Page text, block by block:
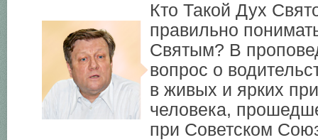
Кто Такой Дух
правильно
Святым? В
вопрос о
в живых и ярких
человека,
при Советском